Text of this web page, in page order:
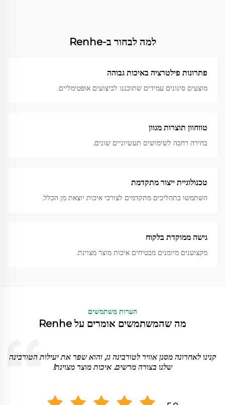
למה לבחור ב-Renhe
פתרונות פילטרציה באיכות גבוהה
מוצעים סינונים עמידים שתוכננו לביצועים אופטימליים.
טווחוון תוצרות מגוון
בחירה רחבה לשימושים תעשיוניים שונים.
טכנולוגיית ייצור מתקדמת
השתמשו בתהליכים מתקדמים לצורכי איכות יוצאת מן הכלל.
גישה ממוקדת בלקוח
מקצוענים מיומנים מבטיחים איכות מוצר מצוינת.
הערות משתמשים
מה שהמשתמשים אומרים על Renhe
קנינו לאחרונה מסנן אוויר לטורבינה גז, והוא שפר את יעילות הטורבינה
שלנו בצורה מרשים. איכות מוצר מצוינת!